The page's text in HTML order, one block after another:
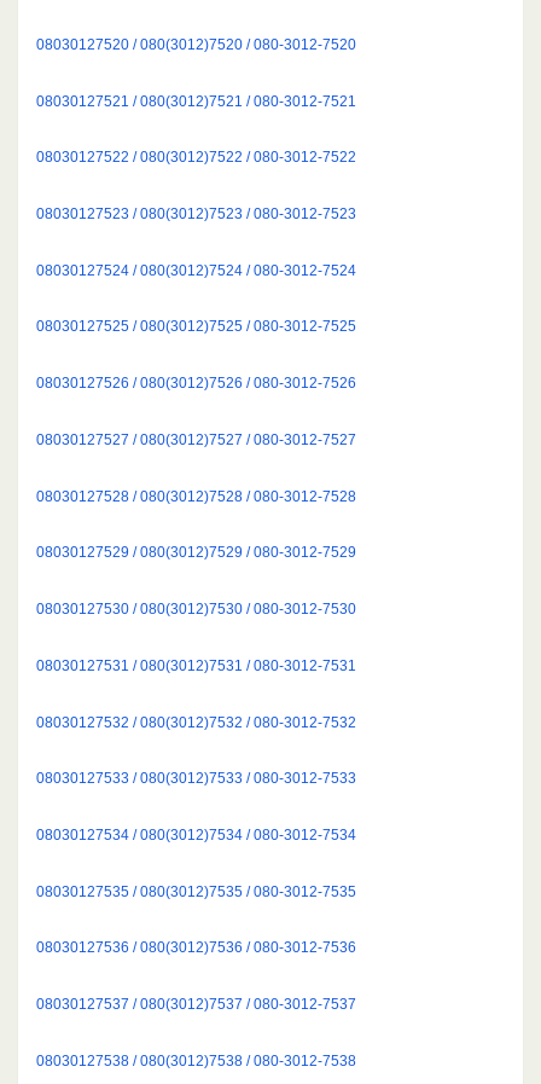
08030127520 / 080(3012)7520 / 080-3012-7520
08030127521 / 080(3012)7521 / 080-3012-7521
08030127522 / 080(3012)7522 / 080-3012-7522
08030127523 / 080(3012)7523 / 080-3012-7523
08030127524 / 080(3012)7524 / 080-3012-7524
08030127525 / 080(3012)7525 / 080-3012-7525
08030127526 / 080(3012)7526 / 080-3012-7526
08030127527 / 080(3012)7527 / 080-3012-7527
08030127528 / 080(3012)7528 / 080-3012-7528
08030127529 / 080(3012)7529 / 080-3012-7529
08030127530 / 080(3012)7530 / 080-3012-7530
08030127531 / 080(3012)7531 / 080-3012-7531
08030127532 / 080(3012)7532 / 080-3012-7532
08030127533 / 080(3012)7533 / 080-3012-7533
08030127534 / 080(3012)7534 / 080-3012-7534
08030127535 / 080(3012)7535 / 080-3012-7535
08030127536 / 080(3012)7536 / 080-3012-7536
08030127537 / 080(3012)7537 / 080-3012-7537
08030127538 / 080(3012)7538 / 080-3012-7538